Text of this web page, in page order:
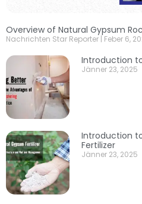
Overview of Natural Gypsum
Nachrichten Star Reporter Feber 6,
Introduction
Jänner 23, 2025
Introduction
Fertilizer
Jänner 23, 2025